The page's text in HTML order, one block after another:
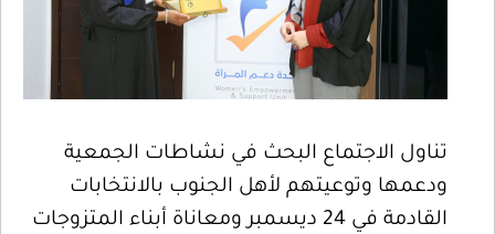
تناول الاجتماع البحث في نشاطات الجمعية
ودعمها وتوعيتهم لأهل الجنوب بالانتخابات
القادمة في 24 ديسمبر ومعاناة أبناء المتزوجات